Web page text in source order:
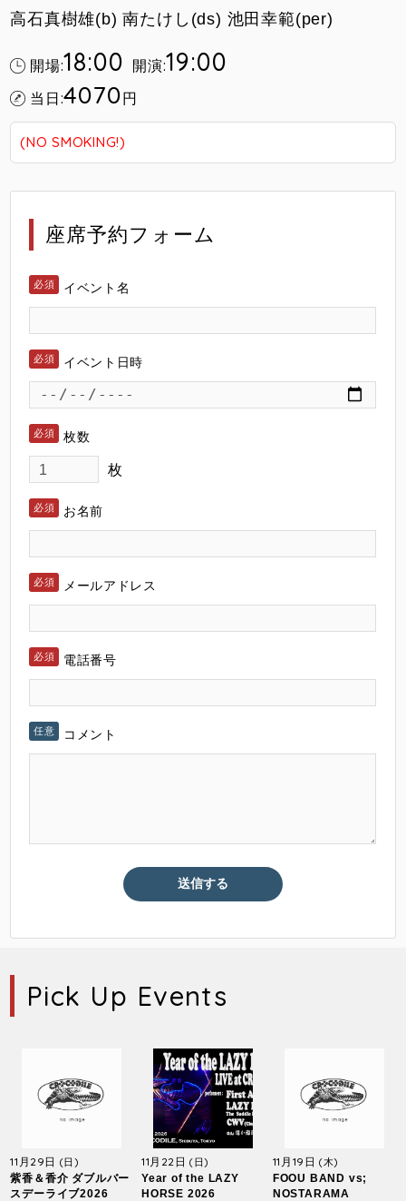
高石真樹雄(b) 南たけし(ds) 池田幸範(per)
開場:18:00 開演:19:00
当日:4070円
(NO SMOKING!)
座席予約フォーム
イベント名
イベント日時
枚数
枚
お名前
メールアドレス
電話番号
コメント
Pick Up Events
11月29日 (日)
紫香＆香介 ダブルバー
スデーライブ2026
11月22日(日)
Year of the LAZY
HORSE 2026
11月19日 (木)
FOOU BAND vs;
NOSTARAMA